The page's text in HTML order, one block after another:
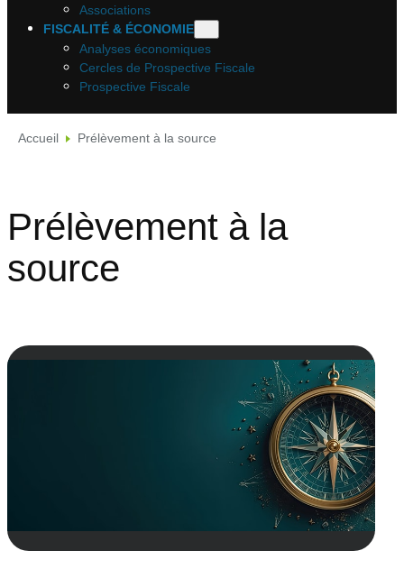
Associations
FISCALITÉ & ÉCONOMIE
Analyses économiques
Cercles de Prospective Fiscale
Prospective Fiscale
Accueil Prélèvement à la source
Prélèvement à la
source